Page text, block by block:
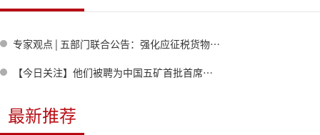
专家观点 | 五部门联合公告：强化应征税货物出口管理，推动钢铁外贸高质量发展
【今日关注】他们被聘为中国五矿首批首席科学家、首席技术专家！（附简历）
最新推荐